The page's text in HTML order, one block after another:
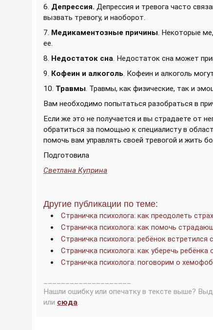
6. Депрессия. Депрессия и тревога часто
вызвать тревогу, и наоборот.
7. Медикаментозные причины. Некоторые
ее.
8. Недостаток сна. Недостаток сна может
9. Кофеин и алкоголь. Кофеин и алкоголь
10. Травмы. Травмы, как физические, так и
Вам необходимо попытаться разобраться в
Если же это не получается и вы страдаете от
обратиться за помощью к специалисту в
помочь вам управлять своей тревогой и жить
Подготовила
Светлана Куприна
Другие публикации по теме:
Страничка психолога: как преодолеть
Страничка психолога: как помочь
Страничка психолога: ребёнок
Страничка психолога: как уберечь
Страничка психолога: поговорим о
Нашли ошибку или опечатку в тексте выше?
или сюда.